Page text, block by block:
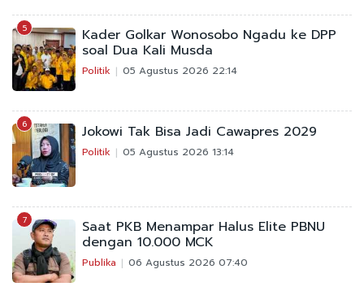
5 Kader Golkar Wonosobo Ngadu ke DPP
soal Dua Kali Musda
Politik 05 Agustus 2026 22:14
6 Jokowi Tak Bisa Jadi Cawapres 2029
Politik 05 Agustus 2026 13:14
7 Saat PKB Menampar Halus Elite PBNU
dengan 10.000 MCK
Publika 06 Agustus 2026 07:40